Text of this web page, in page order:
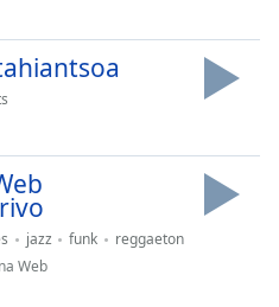
jazz funk
reggaeton
Web